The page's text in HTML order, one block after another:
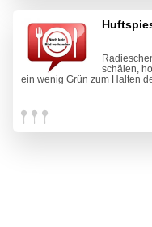
schälen,
ein wenig Grün zum Halten